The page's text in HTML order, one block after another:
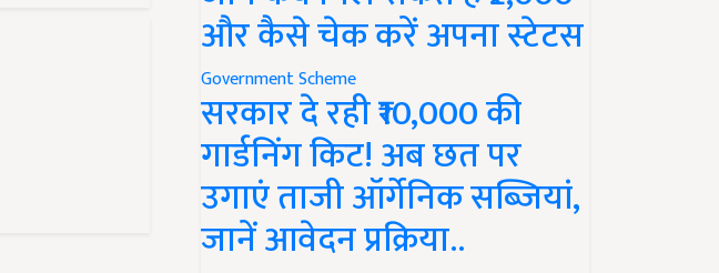
और कैसे चेक करें अपना स्टेटस
Government Scheme
सरकार दे रही ₹10,000 की
गार्डनिंग किट! अब छत पर
उगाएं ताजी ऑर्गेनिक सब्जियां,
जानें आवेदन प्रक्रिया..